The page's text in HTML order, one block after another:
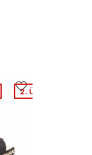
2. Ürüne %50 Net